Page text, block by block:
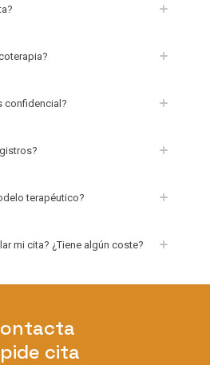
confidencial?
terapéutico?
mi cita? ¿Tiene algún coste?
cita